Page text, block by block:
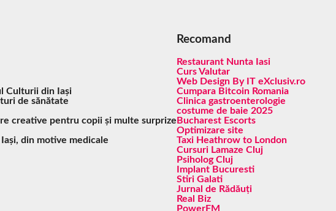
Culturii din Iași
de sănătate
creative pentru copii și multe surprize
din motive medicale
Recomand
Restaurant Nunta Iasi
Curs Valutar
Web Design By IT eXclusiv.ro
Cumpara Bitcoin Romania
Clinica gastroenterologie
costume de baie 2025
Bucharest Escorts
Optimizare site
Taxi Heathrow to London
Cursuri Lamaze Cluj
Psiholog Cluj
Implant Bucuresti
Stiri Galati
Jurnal de Rădăuți
Real Biz
PowerFM